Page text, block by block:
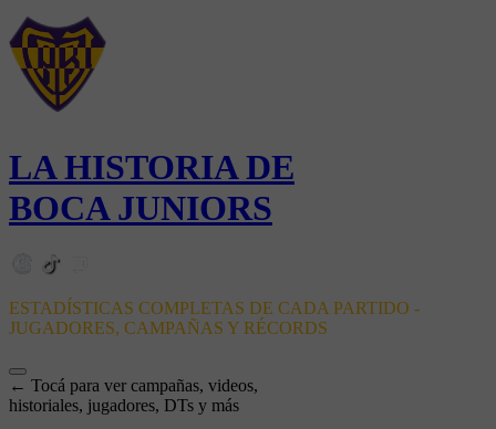
LA HISTORIA DE
BOCA JUNIORS
ESTADÍSTICAS COMPLETAS DE CADA PARTIDO -
JUGADORES, CAMPAÑAS Y RÉCORDS
← Tocá para ver campañas, videos,
historiales, jugadores, DTs y más